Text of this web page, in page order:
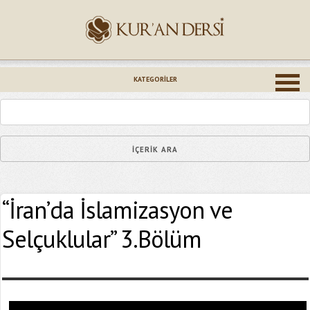
KATEGORILER
“İran’da İslamizasyon ve
Selçuklular” 3.Bölüm
Epostanız (*)
Yaşadığınız Hatanın Ayrıntıları